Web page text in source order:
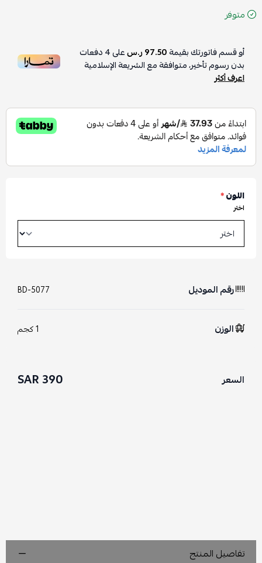
متوفر
أو قسم فاتورتك بقيمة97.50 ر.س على4دفعات
بدون رسوم تأخير، متوافقة مع الشريعة الإسلامية
اعرف أكثر
اللون*
اختر
رقم الموديل BD-5077
الوزن 1 كجم
السعر 390 SAR
تفاصيل المنتج